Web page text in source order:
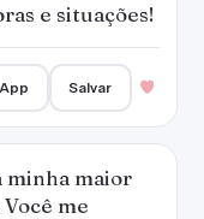
e situações!
Salvar
minha maior
me